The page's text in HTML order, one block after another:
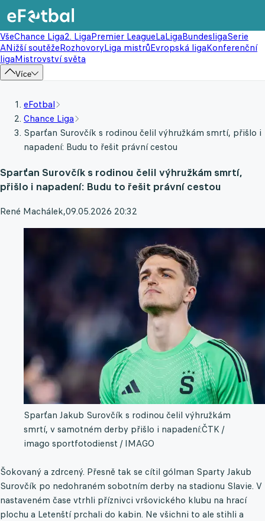
VšeChance Liga2. LigaPremier LeagueLaLigaBundesligaSerie
ANižší soutěžeRozhovoryLiga mistrůEvropská ligaKonferenční
ligaMistrovství světa
Více
eFotbal
Chance Liga
Sparťan Surovčík s rodinou čelil výhružkám smrtí, přišlo i
napadení: Budu to řešit právní cestou
Sparťan Surovčík s rodinou čelil výhružkám smrtí,
přišlo i napadení: Budu to řešit právní cestou
René Machálek,09.05.2026 20:32
Sparťan Jakub Surovčík s rodinou čelil výhružkám
smrtí, v samotném derby přišlo i napadení:ČTK /
imago sportfotodienst / IMAGO
Šokovaný a zdrcený. Přesně tak se cítil gólman Sparty Jakub
Surovčík po nedohraném sobotním derby na stadionu Slavie. V
nastaveném čase vtrhli příznivci vršovického klubu na hrací
plochu a Letenští prchali do kabin. Ne všichni to ale stihli a